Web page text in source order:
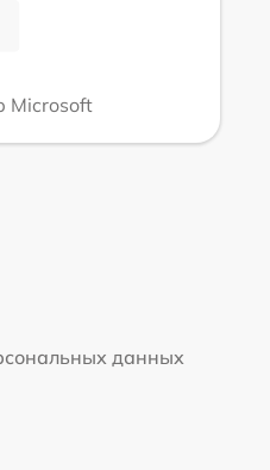
Microsoft
данных